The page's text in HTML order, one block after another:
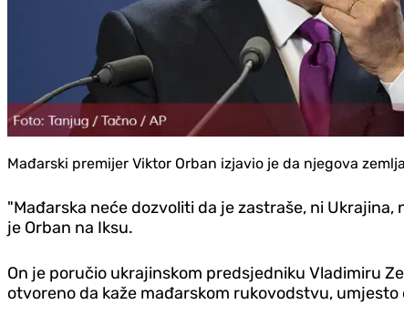
Mađarski premijer Viktor Orban izjavio je da njegova
"Mađarska neće dozvoliti da je zastraše, ni
je Orban na Iksu.
On je poručio ukrajinskom predsjedniku Vladimiru
otvoreno da kaže mađarskom rukovodstvu,